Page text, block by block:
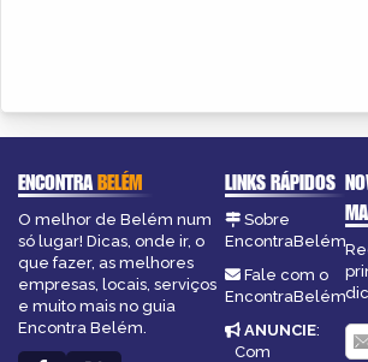
ENCONTRABELÉM
O melhor de Belém num
só lugar! Dicas, onde ir, o
que fazer, as melhores
empresas, locais, serviços
e muito mais no guia
Encontra Belém.
LINKS RÁPIDOS
Sobre
EncontraBelém
Fale com o
EncontraBelém
ANUNCIE:
Com